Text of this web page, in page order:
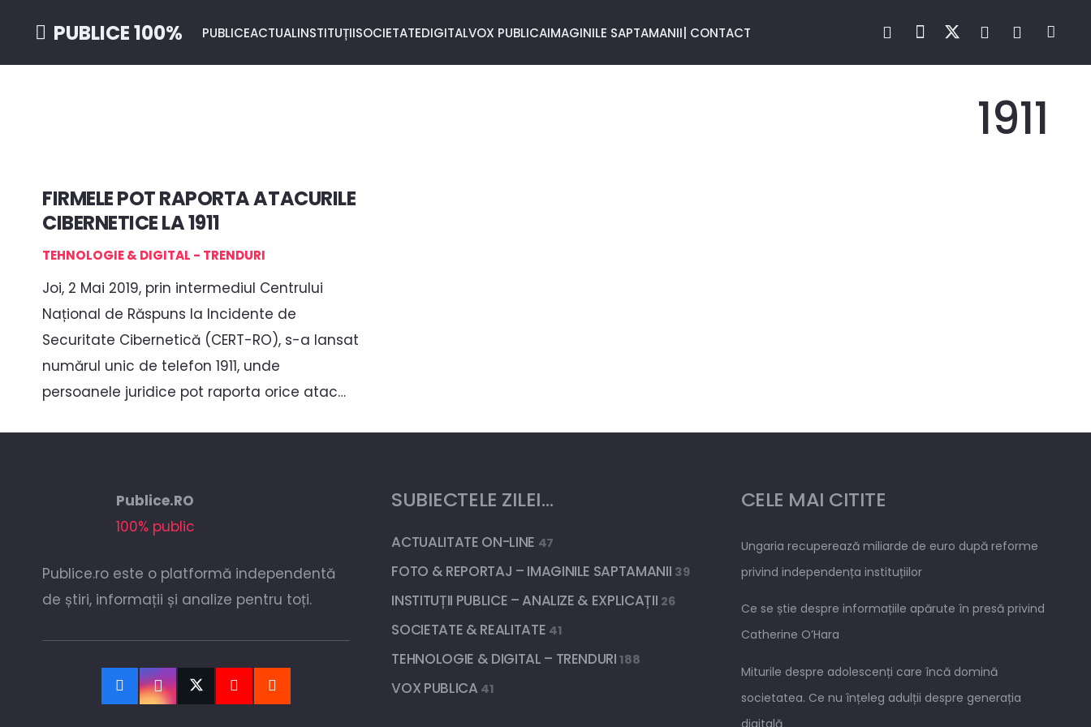
PUBLICE 100% PUBLICEACTUALINSTITUȚIISOCIETATEDIGITALVOX PUBLICAIMAGINILE SAPTAMANII| CONTACT
1911
FIRMELE POT RAPORTA ATACURILE
CIBERNETICE LA 1911
TEHNOLOGIE & DIGITAL - TRENDURI
Joi, 2 Mai 2019, prin intermediul Centrului
Național de Răspuns la Incidente de
Securitate Cibernetică (CERT-RO), s-a lansat
numărul unic de telefon 1911, unde
persoanele juridice pot raporta orice atac…
Publice.RO
100% public
Publice.ro este o platformă independentă
de știri, informații și analize pentru toți.
SUBIECTELE ZILEI…
ACTUALITATE ON-LINE 47
FOTO & REPORTAJ – IMAGINILE SAPTAMANII 39
INSTITUȚII PUBLICE – ANALIZE & EXPLICAȚII 26
SOCIETATE & REALITATE 41
TEHNOLOGIE & DIGITAL – TRENDURI188
VOX PUBLICA 41
CELE MAI CITITE
Ungaria recuperează miliarde de euro după reforme
privind independența instituțiilor
Ce se știe despre informațiile apărute în presă privind
Catherine O’Hara
Miturile despre adolescenți care încă domină
societatea. Ce nu înțeleg adulții despre generația
digitală